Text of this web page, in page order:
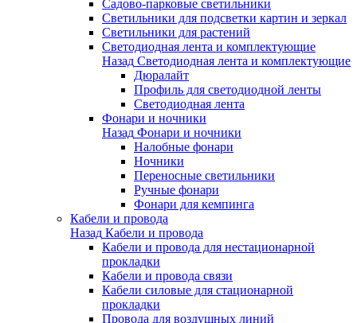
Садово-парковые светильники
Светильники для подсветки картин и зеркал
Светильники для растений
Светодиодная лента и комплектующие
Назад Светодиодная лента и комплектующие
Дюралайт
Профиль для светодиодной ленты
Светодиодная лента
Фонари и ночники
Назад Фонари и ночники
Налобные фонари
Ночники
Переносные светильники
Ручные фонари
Фонари для кемпинга
Кабели и провода
Назад Кабели и провода
Кабели и провода для нестационарной
прокладки
Кабели и провода связи
Кабели силовые для стационарной
прокладки
Провода для воздушных линий